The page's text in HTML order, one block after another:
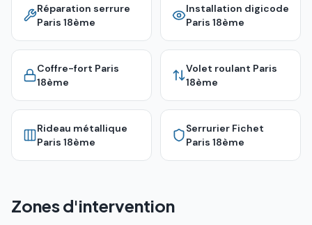
Réparation serrure
Paris 18ème
Installation digicode
Paris 18ème
Coffre-fort Paris
18ème
Volet roulant Paris
18ème
Rideau métallique
Paris 18ème
Serrurier Fichet
Paris 18ème
Zones d'intervention